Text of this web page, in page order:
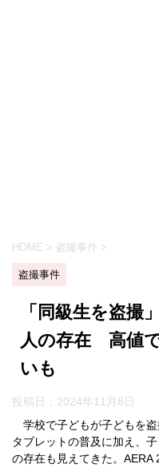
HOME > 盗撮事件 >
盗撮事件
「同級生を盗撮
人の存在 高値
いも
投稿日： 2024年11月8日
学校で子どもが子どもを
タブレットの普及に加え、
の存在も見えてきた。AERA